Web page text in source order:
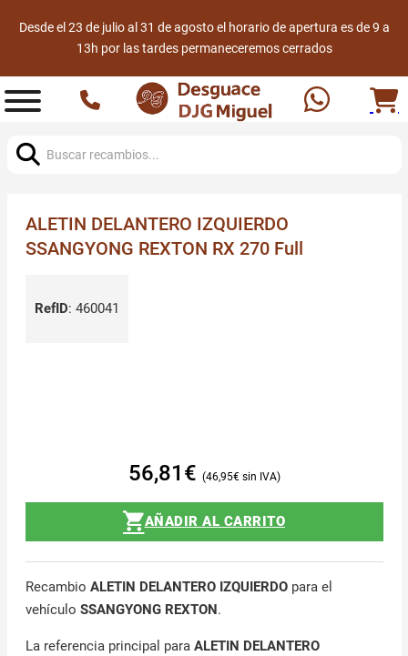
Desde el 23 de julio al 31 de agosto el horario de apertura es de 9 a
13h por las tardes permaneceremos cerrados
ALETIN DELANTERO IZQUIERDO
SSANGYONG REXTON RX 270 Full
RefID: 460041
56,81 € 46,95€
AÑADIR AL CARRITO
Recambio ALETIN DELANTERO IZQUIERDOpara el
vehículo SSANGYONG REXTON.
La referencia principal para ALETIN DELANTERO